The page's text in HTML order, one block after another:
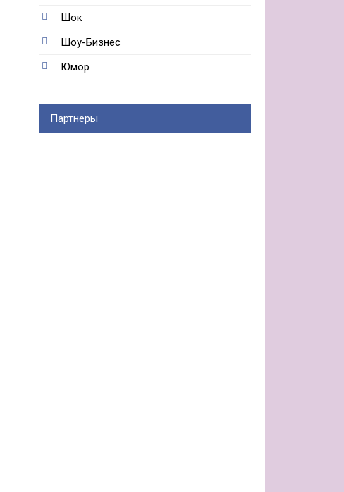
Шок
Шоу-Бизнес
Юмор
Партнеры